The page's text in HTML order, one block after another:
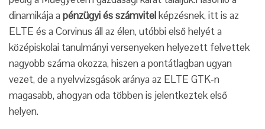
dinamikája apénzügyi és számvitelképzésnek, itt is az
ELTE és a Corvinus áll az élen, utóbbi első helyét a
középiskolai tanulmányi versenyeken helyezett felvettek
nagyobb száma okozza, hiszen a pontátlagban ugyan
vezet, de a nyelvvizsgások aránya az ELTE GTK-n
magasabb, ahogyan oda többen is jelentkeztek első
helyen.